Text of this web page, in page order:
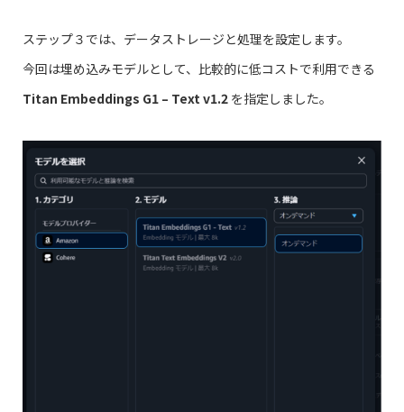
ステップ３では、データストレージと処理を設定します。
今回は埋め込みモデルとして、比較的に低コストで利用できる
Titan Embeddings G1 – Text v1.2を指定しました。